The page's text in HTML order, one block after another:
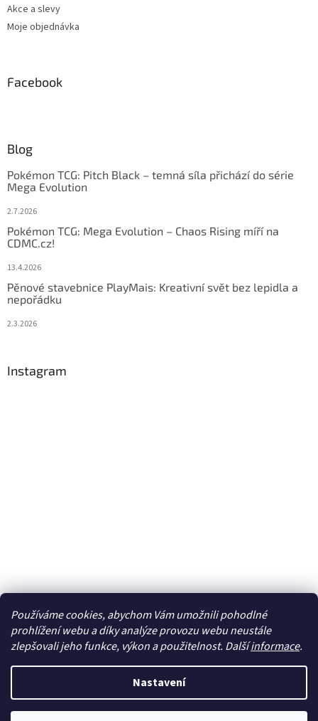
Používáme cookies, abychom Vám umožnili pohodlné
prohlížení webu a díky analýze provozu webu neustále
zlepšovali jeho funkce, výkon a použitelnost. Dalšíinformace.
Nastavení
Akce a slevy
Moje objednávka
Facebook
Blog
Pokémon TCG: Pitch Black – temná síla přichází do série
Mega Evolution
2.7.2026
Pokémon TCG: Mega Evolution – Chaos Rising míří na
CDMC.cz!
13.4.2026
Pěnové stavebnice PlayMais: Kreativní svět bez lepidla a
nepořádku
2.3.2026
Instagram
Sledovat na Instagramu
Copyright 2026cdmc.cz. Všechna práva vyhrazena.Upravit